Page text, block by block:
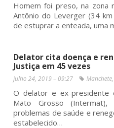
Homem foi preso, na zona
Antônio do Leverger (34
de estuprar a enteada, uma
Delator cita doença e
Justiça em 45 vezes
julho 24, 2019 – 09:27 Manchete,
O delator e ex-
Mato Grosso (Intermat),
problemas de saúde e
estabelecido…